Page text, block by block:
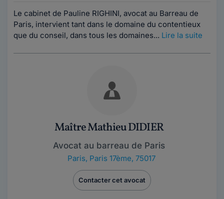
Le cabinet de Pauline RIGHINI, avocat au Barreau de
Paris, intervient tant dans le domaine du contentieux
que du conseil, dans tous les domaines... Lire la suite
Maître Mathieu DIDIER
Avocat au barreau de Paris
Paris, Paris 17ème, 75017
Contacter cet avocat